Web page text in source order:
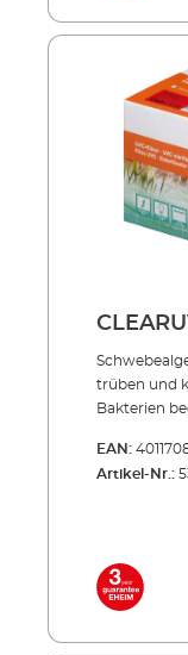
einzeln
PRESS und
40 = 1 1/2" Lieferumfang: UVC-Lampe 3
trüben und
Bakterien
Fällen
UV-
Inklusive
langer
EAN:
Artikel-Nr.: